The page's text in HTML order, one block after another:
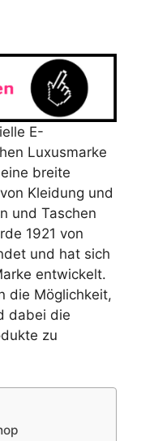
E-
Luxusmarke
breite
Kleidung und
und Taschen
1921 von
und hat sich
entwickelt.
die Möglichkeit,
dabei die
zu